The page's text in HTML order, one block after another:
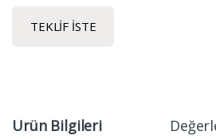
TEKLIF İSTE
Ürün Bilgileri